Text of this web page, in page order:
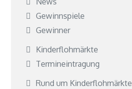
Gewinnspiele
Gewinner
Kinderflohmärkte
Termineintragung
Rund um Kinderflohmärkte